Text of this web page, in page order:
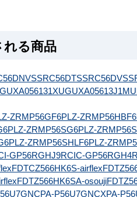
れる商品
SSRC56DTSSRC56DV
GUXA056131XU
ZRMP56GF6PLZ-ZRMP56HBF6
PLZ-ZRMP56SG6PLZ-
PLZ-ZRMP56SHLF6PLZ-
GP56RGHJ9RCIC-GP56RGH4
FDTCZ566HK6S-airflex
FDTZ566HK6SA-osouji
PA-P56U7GNCXPA-